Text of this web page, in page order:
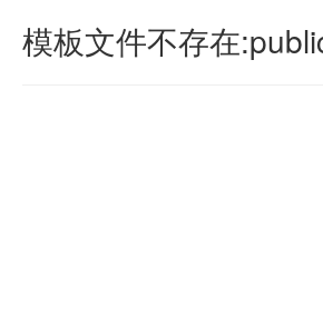
模板文件不存在